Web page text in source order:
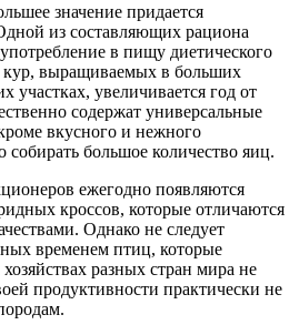
значение придается
из составляющих рациона
в пищу диетического
кур, выращиваемых в больших
участках, увеличивается год от
содержат универсальные
вкусного и нежного
собирать большое количество яиц.
ежегодно появляются
кроссов, которые отличаются
Однако не следует
временем птиц, которые
разных стран мира не
продуктивности практически не